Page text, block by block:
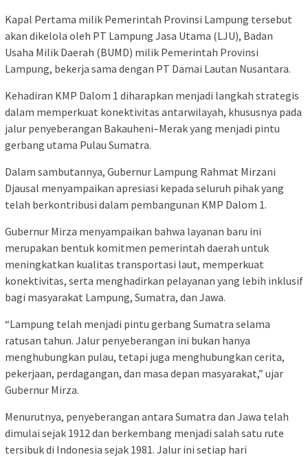
Kapal Pertama milik Pemerintah Provinsi Lampung tersebut
akan dikelola oleh PT Lampung Jasa Utama (LJU), Badan
Usaha Milik Daerah (BUMD) milik Pemerintah Provinsi
Lampung, bekerja sama dengan PT Damai Lautan Nusantara.
Kehadiran KMP Dalom 1 diharapkan menjadi langkah strategis
dalam memperkuat konektivitas antarwilayah, khususnya pada
jalur penyeberangan Bakauheni–Merak yang menjadi pintu
gerbang utama Pulau Sumatra.
Dalam sambutannya, Gubernur Lampung Rahmat Mirzani
Djausal menyampaikan apresiasi kepada seluruh pihak yang
telah berkontribusi dalam pembangunan KMP Dalom 1.
Gubernur Mirza menyampaikan bahwa layanan baru ini
merupakan bentuk komitmen pemerintah daerah untuk
meningkatkan kualitas transportasi laut, memperkuat
konektivitas, serta menghadirkan pelayanan yang lebih inklusif
bagi masyarakat Lampung, Sumatra, dan Jawa.
“Lampung telah menjadi pintu gerbang Sumatra selama
ratusan tahun. Jalur penyeberangan ini bukan hanya
menghubungkan pulau, tetapi juga menghubungkan cerita,
pekerjaan, perdagangan, dan masa depan masyarakat,” ujar
Gubernur Mirza.
Menurutnya, penyeberangan antara Sumatra dan Jawa telah
dimulai sejak 1912 dan berkembang menjadi salah satu rute
tersibuk di Indonesia sejak 1981. Jalur ini setiap hari